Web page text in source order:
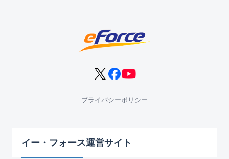
プライバシーポリシー
イー・フォース運営サイト